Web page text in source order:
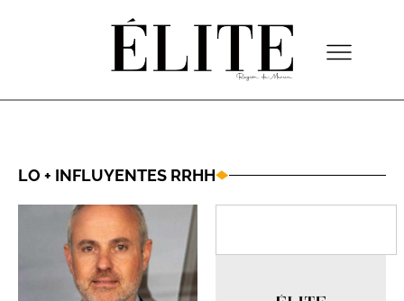
LO + INFLUYENTES RRHH